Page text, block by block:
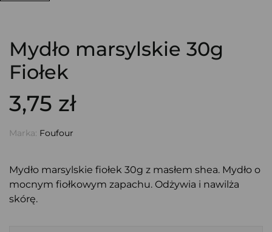
Mydło marsylskie 30g
Fiołek
3,75 zł
Marka: Foufour
Mydło marsylskie fiołek 30g z masłem shea. Mydło o
mocnym fiołkowym zapachu. Odżywia i nawilża
skórę.